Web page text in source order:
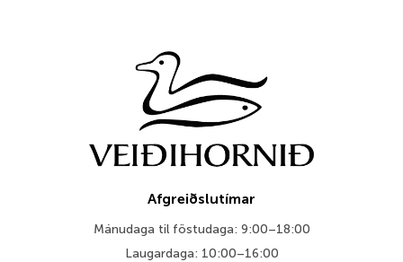
Afgreiðslutímar
Mánudaga til föstudaga: 9:00–18:00
Laugardaga: 10:00–16:00